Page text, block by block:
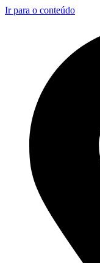
Ir para o conteúdo